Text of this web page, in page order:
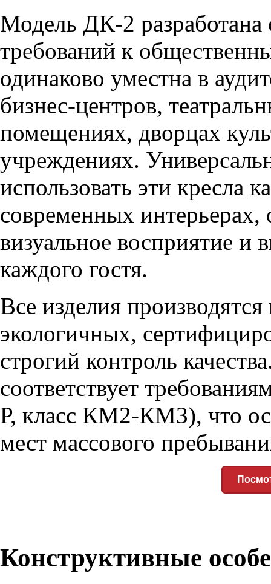
Модель ДК-2
требований к
одинаково уместна в
бизнес-центров,
помещениях, дворцах
учреждениях.
использовать эти кресла
современных интерьерах,
визуальное восприятие и
каждого гостя.
Все изделия
экологичных,
строгий контроль
соответствует
Р, класс КМ2-КМ3), что
мест массового
Конструктивные